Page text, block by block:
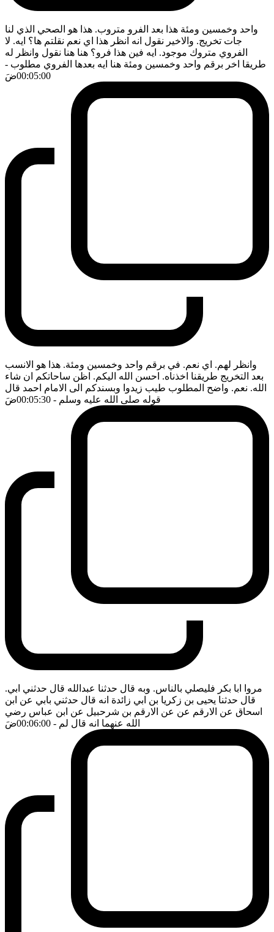
واحد وخمسين ومئة هذا بعد الفرو متروب. هذا هو الصحي الذي لنا
جات تخريج. والاخير نقول انه انظر هذا اي نعم نقلتم ها؟ ايه. لا
الفروي متروك موجود. ايه فين هذا فرو؟ هنا هنا نقول وانظر له
طريقا اخر برقم واحد وخمسين ومئة هنا ايه بعدها الفروي مطلوب -
00:05:00ضَ
وانظر لهم. اي نعم. في برقم واحد وخمسين ومئة. هذا هو الانسب
بعد التخريج طريقنا اخذناه. احسن الله اليكم. اظن ساحاتكم ان شاء
الله. نعم. واضح المطلوب طيب زيدوا وبسندكم الى الامام احمد قال
قوله صلى الله عليه وسلم - 00:05:30 ضَ
مروا ابا بكر فليصلي بالناس. وبه قال حدثنا عبدالله قال حدثني ابي.
قال حدثنا يحيى بن زكريا بن ابي زائدة انه قال حدثني بابي عن ابن
اسحاق عن الارقم عن عن الارقم بن شرحبيل عن ابن عباس رضي
الله عنهما انه قال لم - 00:06:00 ضَ